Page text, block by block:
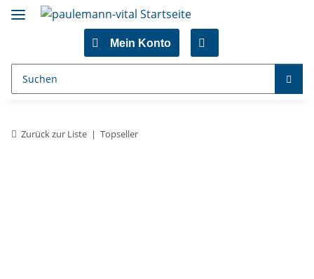
Mein Konto
Zurück zur Liste Topseller